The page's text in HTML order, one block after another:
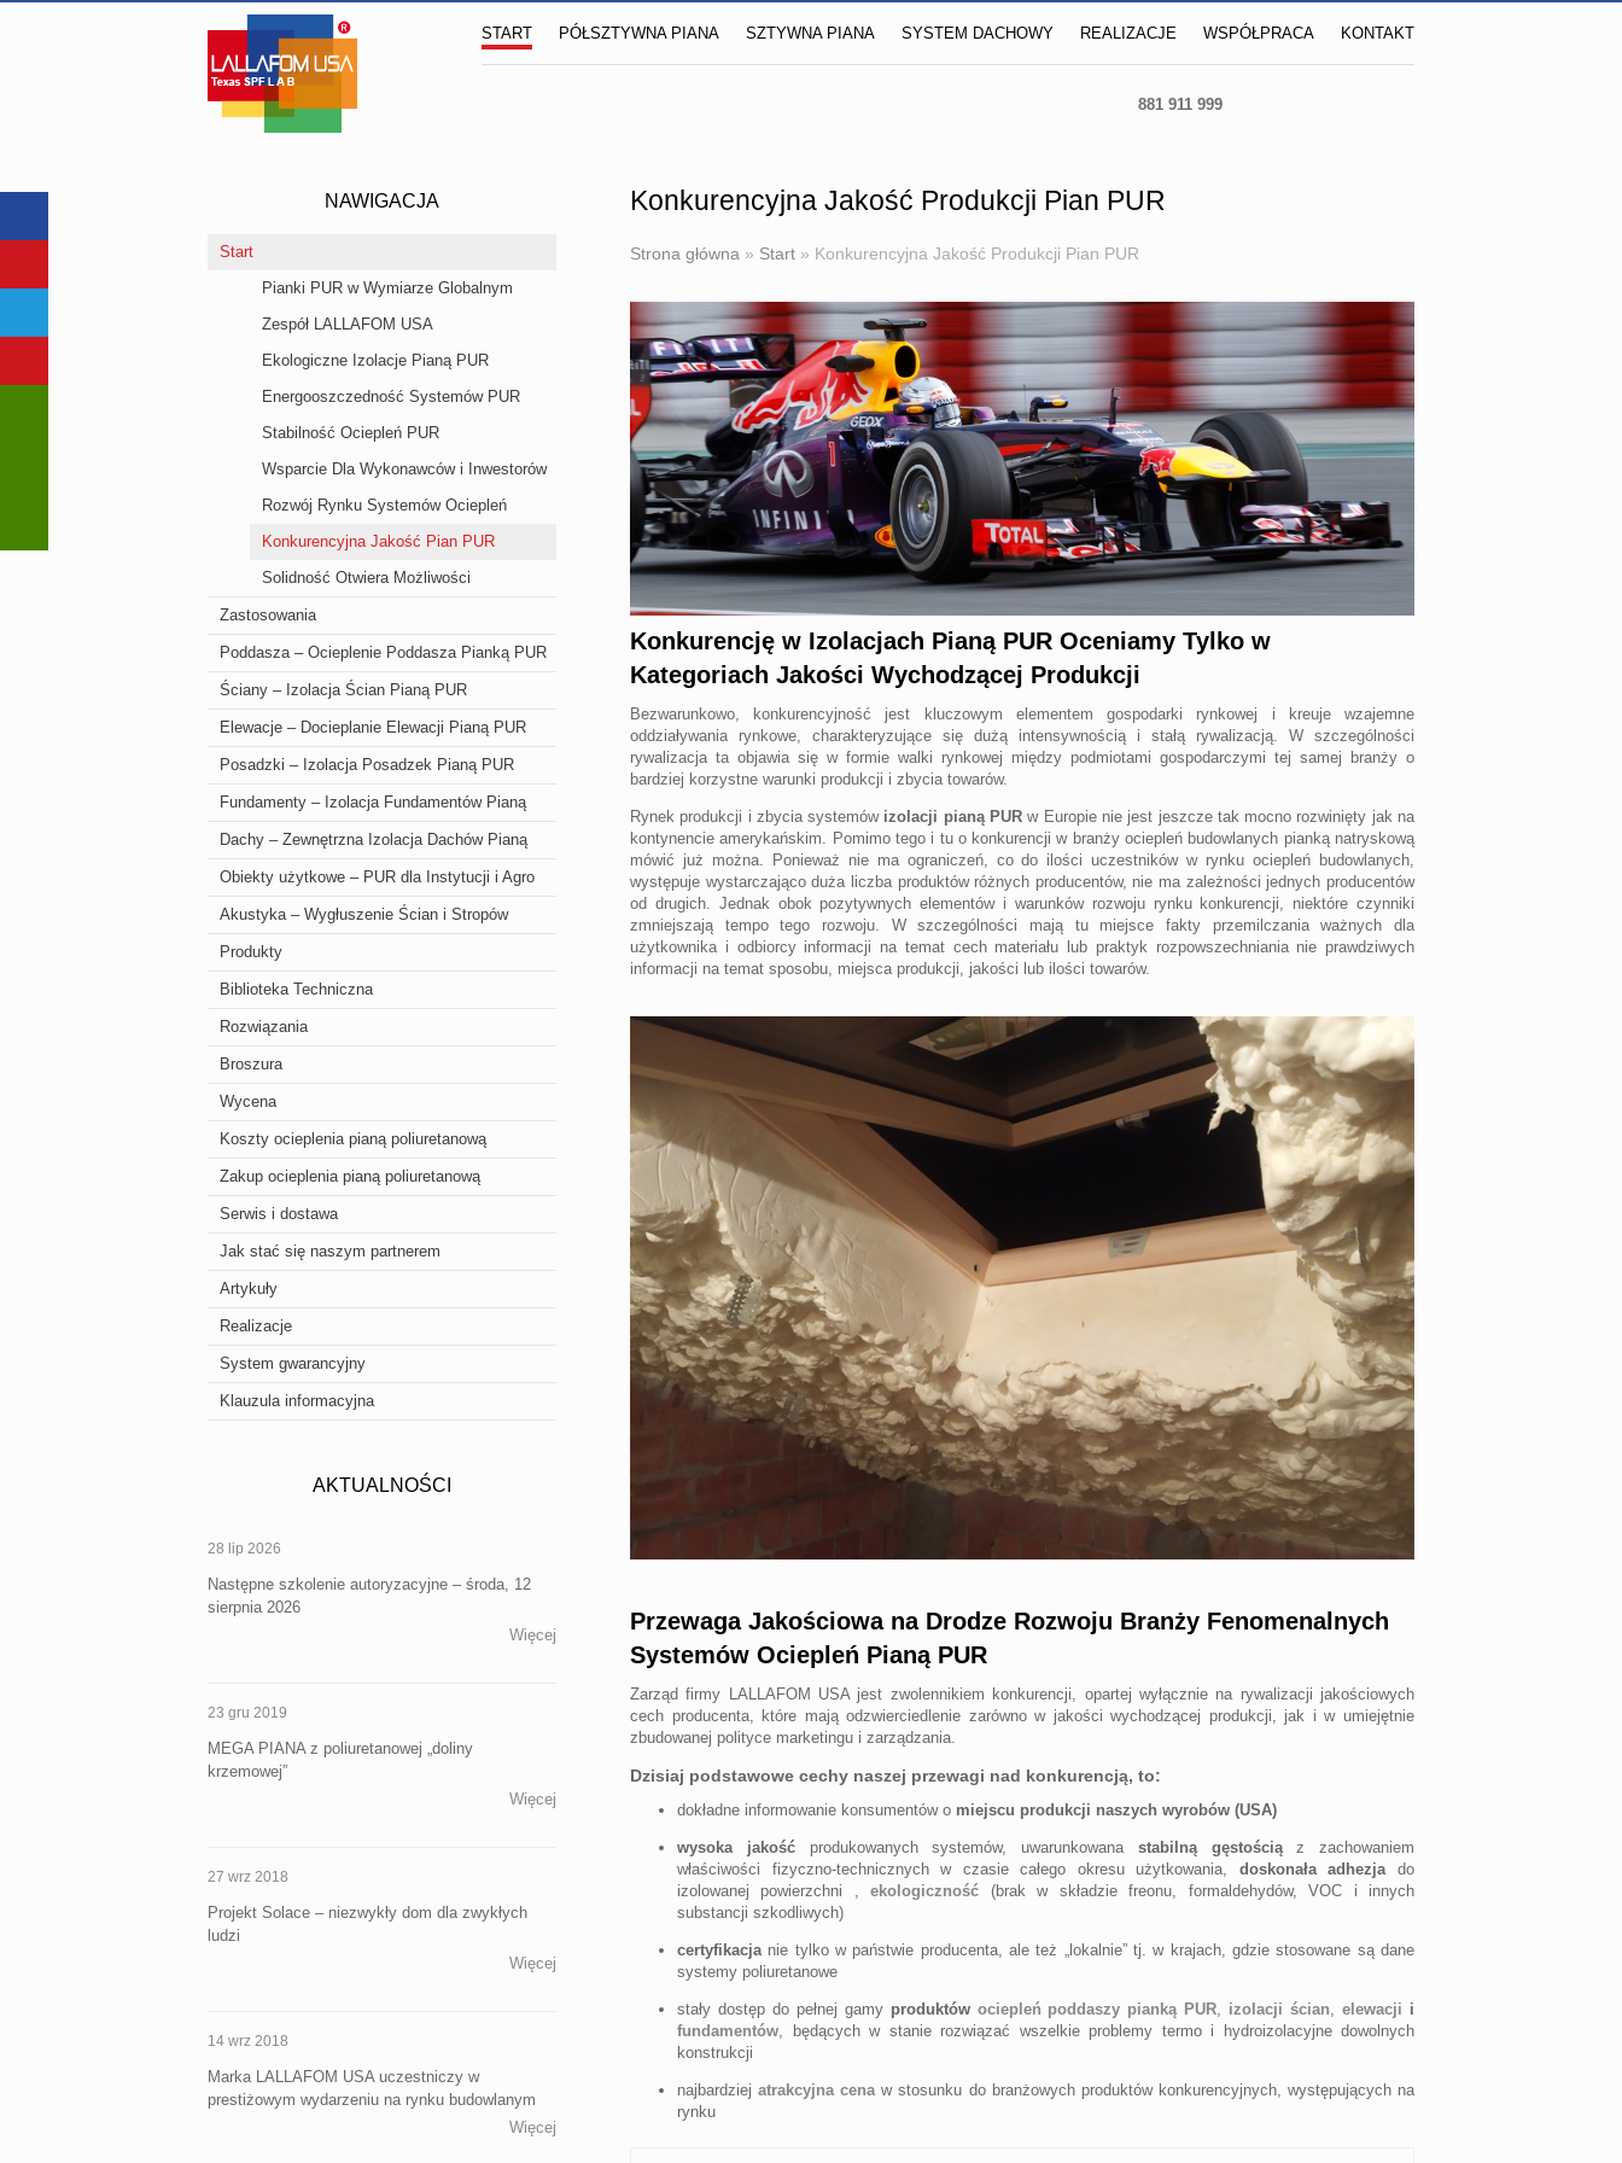
START PÓŁSZTYWNA PIANA SZTYWNA PIANA SYSTEM DACHOWY REALIZACJE WSPÓŁPRACA KONTAKT
881 911 999
Konkurencyjna Jakość Produkcji Pian PUR
Strona główna » Start » Konkurencyjna Jakość Produkcji Pian PUR
Konkurencję w Izolacjach Pianą PUR Oceniamy Tylko w
Kategoriach Jakości Wychodzącej Produkcji
Bezwarunkowo, konkurencyjność jest kluczowym elementem gospodarki rynkowej i kreuje wzajemne
oddziaływania rynkowe, charakteryzujące się dużą intensywnością i stałą rywalizacją. W szczególności
rywalizacja ta objawia się w formie walki rynkowej między podmiotami gospodarczymi tej samej branży o
bardziej korzystne warunki produkcji i zbycia towarów.
Rynek produkcji i zbycia systemów izolacji pianą PUR w Europie nie jest jeszcze tak mocno rozwinięty jak na
kontynencie amerykańskim. Pomimo tego i tu o konkurencji w branży ociepleń budowlanych pianką natryskową
mówić już można. Ponieważ nie ma ograniczeń, co do ilości uczestników w rynku ociepleń budowlanych,
występuje wystarczająco duża liczba produktów różnych producentów, nie ma zależności jednych producentów
od drugich. Jednak obok pozytywnych elementów i warunków rozwoju rynku konkurencji, niektóre czynniki
zmniejszają tempo tego rozwoju. W szczególności mają tu miejsce fakty przemilczania ważnych dla
użytkownika i odbiorcy informacji na temat cech materiału lub praktyk rozpowszechniania nie prawdziwych
informacji na temat sposobu, miejsca produkcji, jakości lub ilości towarów.
Przewaga Jakościowa na Drodze Rozwoju Branży Fenomenalnych
Systemów Ociepleń Pianą PUR
Zarząd firmy LALLAFOM USA jest zwolennikiem konkurencji, opartej wyłącznie na rywalizacji jakościowych
cech producenta, które mają odzwierciedlenie zarówno w jakości wychodzącej produkcji, jak i w umiejętnie
zbudowanej polityce marketingu i zarządzania.
Dzisiaj podstawowe cechy naszej przewagi nad konkurencją, to:
dokładne informowanie konsumentów o miejscu produkcji naszych wyrobów (USA)
wysoka jakośćprodukowanych systemów, uwarunkowana stabilną gęstościąz zachowaniem
właściwości fizyczno-technicznych w czasie całego okresu użytkowania, doskonała adhezjado
izolowanej powierzchni ,ekologiczność (brak w składzie freonu, formaldehydów, VOC i innych
substancji szkodliwych)
certyfikacjanie tylko w państwie producenta, ale też „lokalnie” tj. w krajach, gdzie stosowane są dane
systemy poliuretanowe
stały dostęp do pełnej gamy produktów ociepleń poddaszy pianką PUR, izolacji ścian,elewacji i
fundamentów, będących w stanie rozwiązać wszelkie problemy termo i hydroizolacyjne dowolnych
konstrukcji
najbardziejatrakcyjna cenaw stosunku do branżowych produktów konkurencyjnych, występujących na
rynku
NAWIGACJA
Start
Pianki PUR w Wymiarze Globalnym
Zespół LALLAFOM USA
Ekologiczne Izolacje Pianą PUR
Energooszczedność Systemów PUR
Stabilność Ociepleń PUR
Wsparcie Dla Wykonawców i Inwestorów
Rozwój Rynku Systemów Ociepleń
Konkurencyjna Jakość Pian PUR
Solidność Otwiera Możliwości
Zastosowania
Poddasza – Ocieplenie Poddasza Pianką PUR
Ściany – Izolacja Ścian Pianą PUR
Elewacje – Docieplanie Elewacji Pianą PUR
Posadzki – Izolacja Posadzek Pianą PUR
Fundamenty – Izolacja Fundamentów Pianą
Dachy – Zewnętrzna Izolacja Dachów Pianą
Obiekty użytkowe – PUR dla Instytucji i Agro
Akustyka – Wygłuszenie Ścian i Stropów
Produkty
Biblioteka Techniczna
Rozwiązania
Broszura
Wycena
Koszty ocieplenia pianą poliuretanową
Zakup ocieplenia pianą poliuretanową
Serwis i dostawa
Jak stać się naszym partnerem
Artykuły
Realizacje
System gwarancyjny
Klauzula informacyjna
AKTUALNOŚCI
28 lip 2026
Następne szkolenie autoryzacyjne – środa, 12
sierpnia 2026
Więcej
23 gru 2019
MEGA PIANA z poliuretanowej „doliny
krzemowej”
Więcej
27 wrz 2018
Projekt Solace – niezwykły dom dla zwykłych
ludzi
Więcej
14 wrz 2018
Marka LALLAFOM USA uczestniczy w
prestiżowym wydarzeniu na rynku budowlanym
Więcej